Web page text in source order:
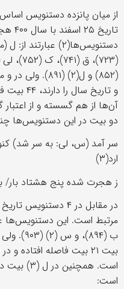
(۸۵۲) و ل(۲)
و تاریخ
آن‌ها از هم گسسته و از
دو بیت در این دستنویس‌ها
سر آمد (س، لی: به سر شد)
ارد(۳)
ز هجرت شده پنج هشتاد بار/ به
بیت ۲۱ بیت فاصله
است.
است: